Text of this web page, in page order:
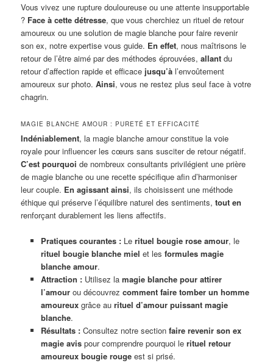
Vous vivez une rupture douloureuse ou une attente insupportable
? Face à cette détresse, que vous cherchiez un rituel de retour
amoureux ou une solution de magie blanche pour faire revenir
son ex, notre expertise vous guide. En effet, nous maîtrisons le
retour de l’être aimé par des méthodes éprouvées,allant du
retour d’affection rapide et efficace jusqu’à l’envoûtement
amoureux sur photo.Ainsi, vous ne restez plus seul face à votre
chagrin.
MAGIE BLANCHE AMOUR : PURETÉ ET EFFICACITÉ
Indéniablement, la magie blanche amour constitue la voie
royale pour influencer les cœurs sans susciter de retour négatif.
C’est pourquoi de nombreux consultants privilégient une prière
de magie blanche ou une recette spécifique afin d’harmoniser
leur couple. En agissant ainsi, ils choisissent une méthode
éthique qui préserve l’équilibre naturel des sentiments,tout en
renforçant durablement les liens affectifs.
Pratiques courantes :Le rituel bougie rose amour, le
rituel bougie blanche miel et les formules magie
blanche amour.
Attraction :Utilisez la magie blanche pour attirer
l’amourou découvrez comment faire tomber un homme
amoureuxgrâce au rituel d’amour puissant magie
blanche.
Résultats :Consultez notre section faire revenir son ex
magie avispour comprendre pourquoi le rituel retour
amoureux bougie rougeest si prisé.